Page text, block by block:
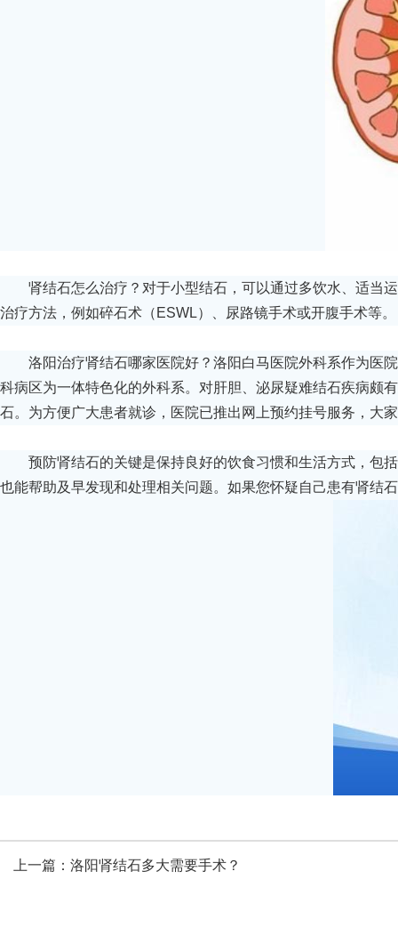
肾结石怎么治疗？对于小型结石，可以通过多饮水、适当
治疗方法，例如碎石术（ESWL）、尿路镜手术或开腹手术等。
洛阳治疗肾结石哪家医院好？洛阳白马医院外科系作为医
科病区为一体特色化的外科系。对肝胆、泌尿疑难结石疾病颇
石。为方便广大患者就诊，医院已推出网上预约挂号服务，大
预防肾结石的关键是保持良好的饮食习惯和生活方式，包
也能帮助及早发现和处理相关问题。如果您怀疑自己患有肾结
上一篇： 洛阳肾结石多大需要手术？